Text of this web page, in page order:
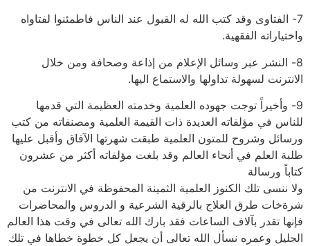
7- الفتاوى وقد كتب الله له القبول عند الناس فاطمئنوا لفتاواه
واختياراته الفقهية.
8- النشر عبر وسائل الإعلام من إذاعة وصحافة ومن خلال
الانترنت لسهولة تداولها والاستماع اليها.
9- وأخيراً توجت جهوده العلمية وخدمته العظيمة التي قدمها
للناس في مؤلفاته العديدة ذات القيمة العلمية ومصنفاته من كتب
ورسائل وشروح للمتون العلمية طبقت شهرتها الآفاق وأقبل عليها
طلبة العلم في أنحاء العالم وقد بلغت مؤلفاته أكثر من عشرون
كتاباً ورسالة
ولا ننسى تلك الكنوز العلمية الثمينة المحفوظة في الانترنت من
شرةخات طرق العلاج بالرقية الشرعية و الدروس والمحاضرات
فإنها تقدر بآلاف الساعات فقد بارك الله تعالى في وقت هذا العالم
الجليل وعمره نسأل الله تعالى أن يجعل كل خطوة خطاها في تلك